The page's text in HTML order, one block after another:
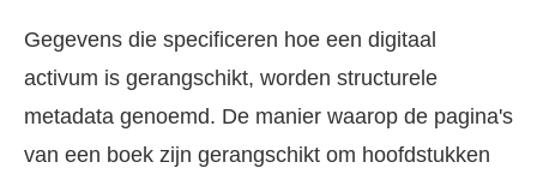
Gegevens die specificeren hoe een digitaal
activum is gerangschikt, worden structurele
metadata genoemd. De manier waarop de pagina's
van een boek zijn gerangschikt om hoofdstukken